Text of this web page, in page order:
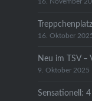
16. November
16. Oktober
Neu im TSV –
9. Oktober 2025
Sensationell: